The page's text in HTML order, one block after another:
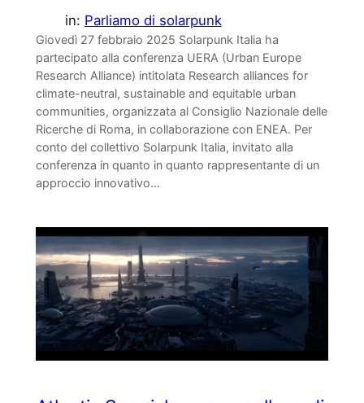
in: Parliamo di solarpunk
Giovedì 27 febbraio 2025 Solarpunk Italia ha
partecipato alla conferenza UERA (Urban Europe
Research Alliance) intitolata Research alliances for
climate-neutral, sustainable and equitable urban
communities, organizzata al Consiglio Nazionale delle
Ricerche di Roma, in collaborazione con ENEA. Per
conto del collettivo Solarpunk Italia, invitato alla
conferenza in quanto in quanto rappresentante di un
approccio innovativo…